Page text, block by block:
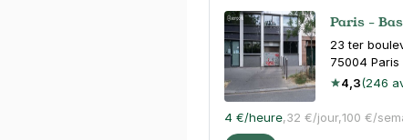
Paris -
23 ter
75004 Paris
4,3(246
4 €/heure,32 €/jour,100 €/